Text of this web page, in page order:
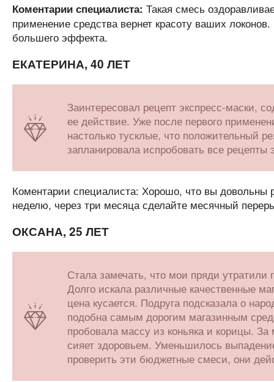
Коментарии специалиста: Такая смесь
применение средства вернет красоту ваших
большего эффекта.
ЕКАТЕРИНА, 40 ЛЕТ
Заинтересовал рецепт экспресс-маски,
ее действие. Уже после первого
настолько тусклые, что положительный
запланировала испробовать все рецепты
Коментарии специалиста: Хорошо, что вы довольны
неделю, через три месяца сделайте месячный
ОКСАНА, 25 ЛЕТ
Стала замечать, что мои пряди утратили
Долго искала различные качественные
цена кусается. Подруга подсказала о
подобна самым дорогим магазинным
пробовала массу из коньяка и корицы.
сияет здоровьем. Уменьшилось
проверить эти бюджетные смеси, они